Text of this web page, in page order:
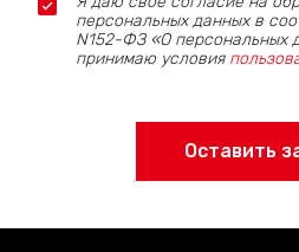
персональных данных в
N152-ФЗ «О персональных
принимаю условия
Оставить